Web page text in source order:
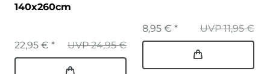
140x260cm
UVP 24,95 €
22,95 € *
UVP 11,95 €
8,95 € *